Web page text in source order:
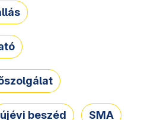
újévi beszéd SMA